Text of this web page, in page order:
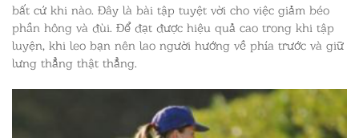
bất cứ khi nào. Đây là bài tập tuyệt vời cho việc giảm béo
phần hông và đùi. Để đạt được hiệu quả cao trong khi tập
luyện, khi leo bạn nên lao người hướng về phía trước và giữ
lưng thẳng thật thẳng.